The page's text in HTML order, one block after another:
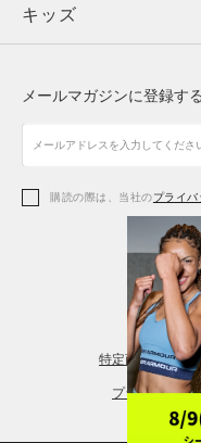
キッズ
アクセサリー
ボトムス
アクセサリー
トップス
シューズ
アクセサリー
レギンス＆タイツ
キッズ
シューズ
メールマガジンに登録する
購読の際は、当社のプライ
特定商取引法に
プライバシー